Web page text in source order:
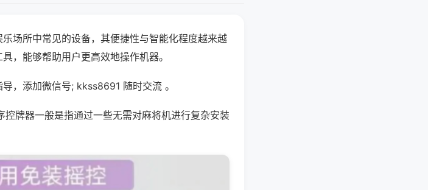
场所中常见的设备，其便捷性与智能化程度越来越
，能够帮助用户更高效地操作机器。
，添加微信号; kkss8691 随时交流 。
牌器一般是指通过一些无需对麻将机进行复杂安装